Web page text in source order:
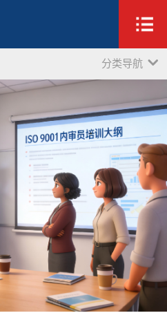
分类导航